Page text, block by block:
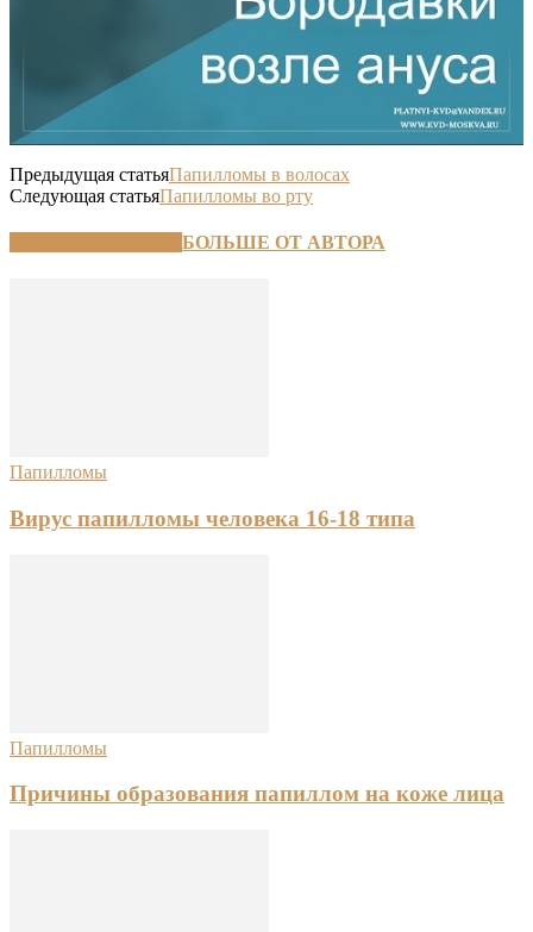
Предыдущая статьяПапилломы в волосах
Следующая статьяПапилломы во рту
БОЛЬШЕ ОТ АВТОРА
Папилломы
Вирус папилломы человека 16-18 типа
Папилломы
Причины образования папиллом на коже лица